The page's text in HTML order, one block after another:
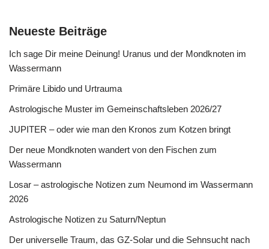
Neueste Beiträge
Ich sage Dir meine Deinung! Uranus und der Mondknoten im
Wassermann
Primäre Libido und Urtrauma
Astrologische Muster im Gemeinschaftsleben 2026/27
JUPITER – oder wie man den Kronos zum Kotzen bringt
Der neue Mondknoten wandert von den Fischen zum
Wassermann
Losar – astrologische Notizen zum Neumond im Wassermann
2026
Astrologische Notizen zu Saturn/Neptun
Der universelle Traum, das GZ-Solar und die Sehnsucht nach